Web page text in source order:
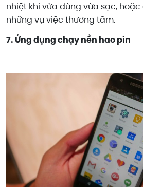
nhiệt khi vừa dùng vừa sạc,
những vụ việc thương tâm.
7. Ứng dụng chạy nền hao pin